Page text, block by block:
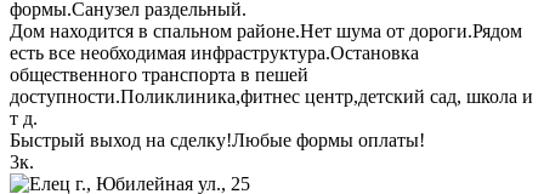
формы.Санузел раздельный.
Дом находится в спальном районе.Нет шума от дороги.Рядом
есть все необходимая инфраструктура.Остановка
общественного транспорта в пешей
доступности.Поликлиника,фитнес центр,детский сад, школа и
т д.
Быстрый выход на сделку!Любые формы оплаты!
3к.